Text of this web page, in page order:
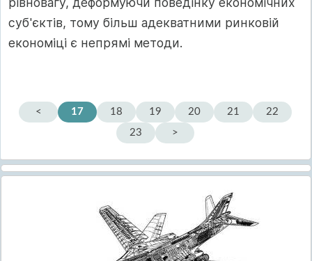
суб'єктів, тому більш адекватними ринковій
економіці є непрямі методи.
< 17 18 19 20 21
22
23
>